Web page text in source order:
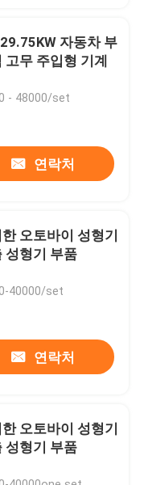
자동차 부
무 주입형 기계
- 48000/set
연락처
오토바이 성형기
성형기 부품
40000/set
연락처
오토바이 성형기
성형기 부품